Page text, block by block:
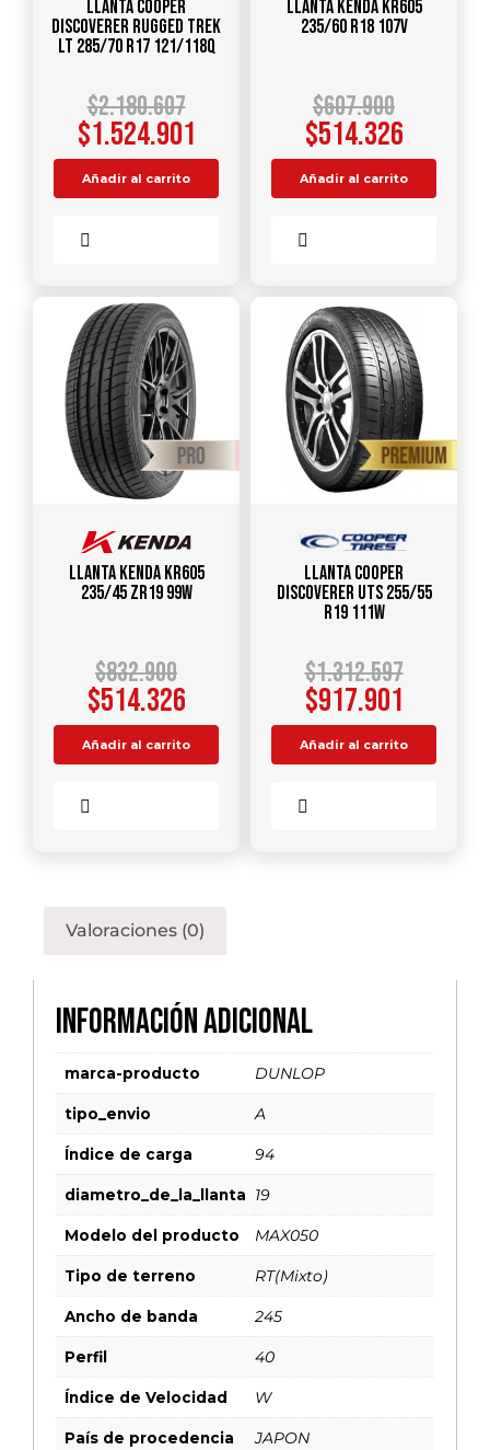
Llanta COOPER
DISCOVERER RUGGED TREK
LT 285/70 R17 121/118Q
$2.180.607
$1.524.901
Añadir al carrito
Llanta KENDA KR605
235/60 R18 107V
$607.900
$514.326
Añadir al carrito
Llanta KENDA KR605
235/45 ZR19 99W
$832.900
$514.326
Añadir al carrito
Llanta COOPER
DISCOVERER UTS 255/55
R19 111W
$1.312.597
$917.901
Añadir al carrito
Valoraciones (0)
Información adicional
marca-producto DUNLOP
tipo_envio A
Índice de carga 94
diametro_de_la_llanta 19
Modelo del producto MAX050
Tipo de terreno RT(Mixto)
Ancho de banda 245
Perfil 40
Índice de Velocidad W
País de procedencia JAPON